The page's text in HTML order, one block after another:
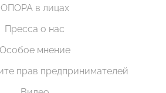
ОПОРА в лицах
Пресса о нас
Особое мнение
прав предпринимателей